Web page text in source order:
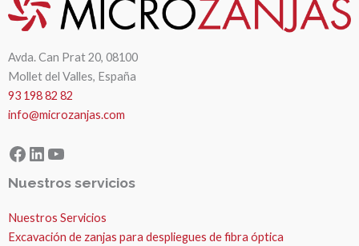
Avda. Can Prat 20, 08100
Mollet del Valles, España
93 198 82 82
info@microzanjas.com
Facebook
LinkedIn
YouTube
Nuestros servicios
Nuestros Servicios
Excavación de zanjas para despliegues de fibra óptica